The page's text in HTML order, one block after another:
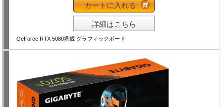
カートに入れる
詳細はこちら
GeForce RTX 5080搭載 グラフィックボード